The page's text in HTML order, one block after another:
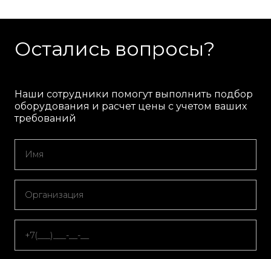
Остались вопросы?
Наши сотрудники помогут выполнить подбор
оборудования и расчет цены с учетом ваших
требований